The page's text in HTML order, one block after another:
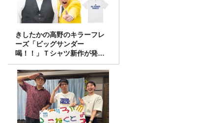
きしたかの高野のキラーフレ
ーズ「ビッグサンダー
喝！！」Ｔシャツ新作が発売
決定！